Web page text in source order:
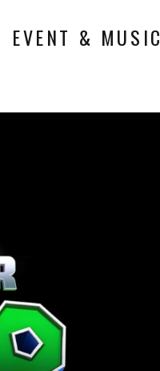
EVENT & MUSIC